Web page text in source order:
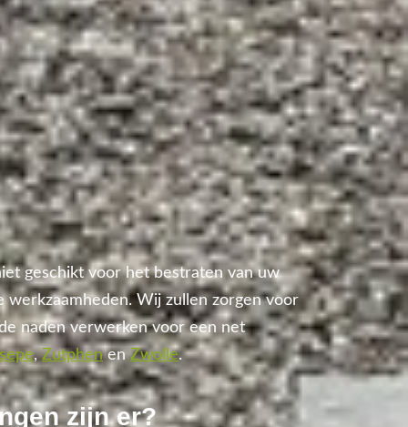
geschikt voor het bestraten van uw
Wij zullen zorgen voor
naden verwerken voor een net
,ZutphenenZwolle.
zijn er?